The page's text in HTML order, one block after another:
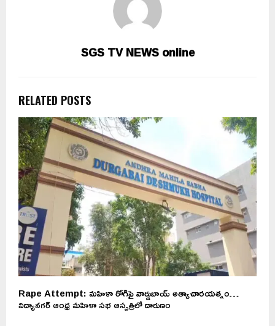
SGS TV NEWS online
RELATED POSTS
Rape Attempt: మహిళా రోగిపై వార్డుబాయ్‌ అత్యాచారయత్నం…
విద్యానగర్‌ ఆంధ్ర మహిళా సభ ఆస్పత్రిలో దారుణం